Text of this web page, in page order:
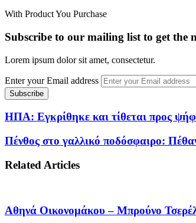
With Product You Purchase
Subscribe to our mailing list to get the
Lorem ipsum dolor sit amet, consectetur.
Enter your Email address
ΗΠΑ: Εγκρίθηκε και τίθεται προς
Πένθος στο γαλλικό ποδόσφαιρο:
Related Articles
Αθηνά Οικονομάκου – Μπρούνο